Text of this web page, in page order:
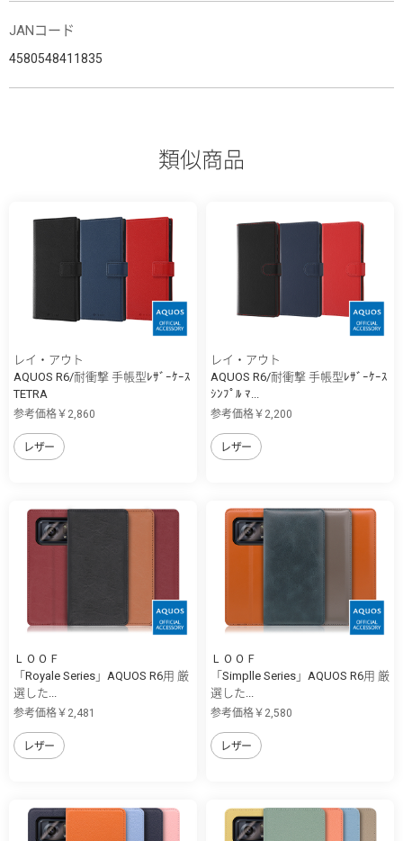
JANコード
4580548411835
類似商品
レイ・アウト
AQUOS R6/耐衝撃 手帳型ﾚｻﾞｰｹｰｽ
TETRA
参考価格￥2,860
レザー
レイ・アウト
AQUOS R6/耐衝撃 手帳型ﾚｻﾞｰｹｰｽ
ｼﾝﾌﾟﾙ ﾏ...
参考価格￥2,200
レザー
ＬＯＯＦ
「Royale Series」AQUOS R6用 厳
選した...
参考価格￥2,481
レザー
ＬＯＯＦ
「Simplle Series」AQUOS R6用 厳
選した...
参考価格￥2,580
レザー